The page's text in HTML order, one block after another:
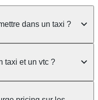
dans un taxi ?
3 bagages
champ "Message
Le prix n'est
taxi et un vtc ?